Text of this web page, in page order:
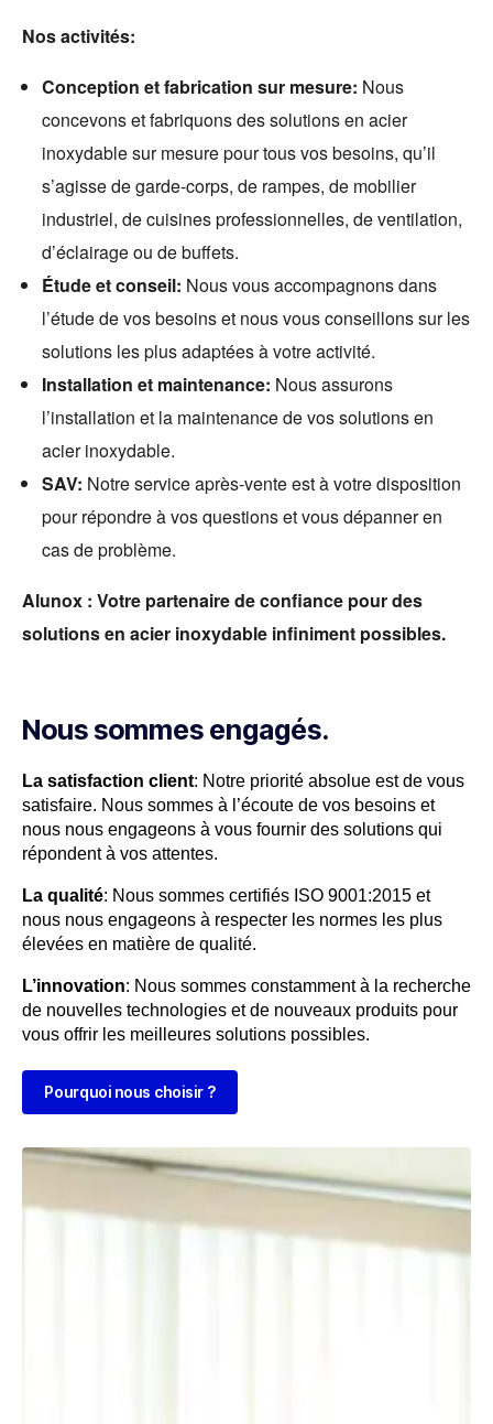
Nos activités:
Conception et fabrication sur mesure: Nous
concevons et fabriquons des solutions en acier
inoxydable sur mesure pour tous vos besoins, qu’il
s’agisse de garde-corps, de rampes, de mobilier
industriel, de cuisines professionnelles, de ventilation,
d’éclairage ou de buffets.
Étude et conseil: Nous vous accompagnons dans
l’étude de vos besoins et nous vous conseillons sur les
solutions les plus adaptées à votre activité.
Installation et maintenance: Nous assurons
l’installation et la maintenance de vos solutions en
acier inoxydable.
SAV: Notre service après-vente est à votre disposition
pour répondre à vos questions et vous dépanner en
cas de problème.
Alunox : Votre partenaire de confiance pour des
solutions en acier inoxydable infiniment possibles.
Nous sommes engagés.
La satisfaction client: Notre priorité absolue est de vous
satisfaire. Nous sommes à l’écoute de vos besoins et
nous nous engageons à vous fournir des solutions qui
répondent à vos attentes.
La qualité: Nous sommes certifiés ISO 9001:2015 et
nous nous engageons à respecter les normes les plus
élevées en matière de qualité.
L’innovation: Nous sommes constamment à la recherche
de nouvelles technologies et de nouveaux produits pour
vous offrir les meilleures solutions possibles.
Pourquoi nous choisir ?